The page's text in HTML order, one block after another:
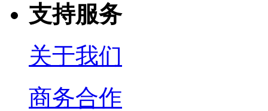
支持服务
关于我们
商务合作